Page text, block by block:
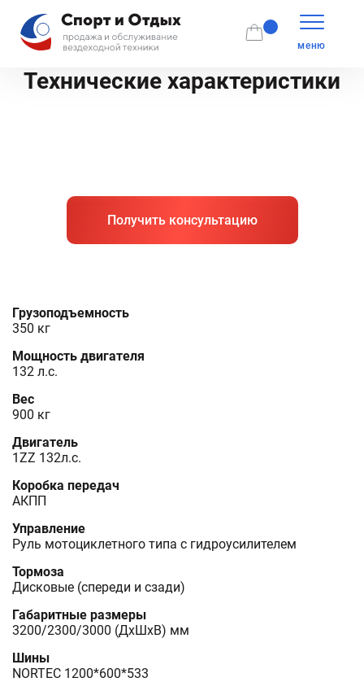
меню
Технические характеристики
Получить консультацию
Грузоподъемность
350 кг
Мощность двигателя
132 л.с.
Вес
900 кг
Двигатель
1ZZ 132л.с.
Коробка передач
АКПП
Управление
Руль мотоциклетного типа с гидроусилителем
Тормоза
Дисковые (спереди и сзади)
Габаритные размеры
3200/2300/3000 (ДхШхВ) мм
Шины
NORTEC 1200*600*533